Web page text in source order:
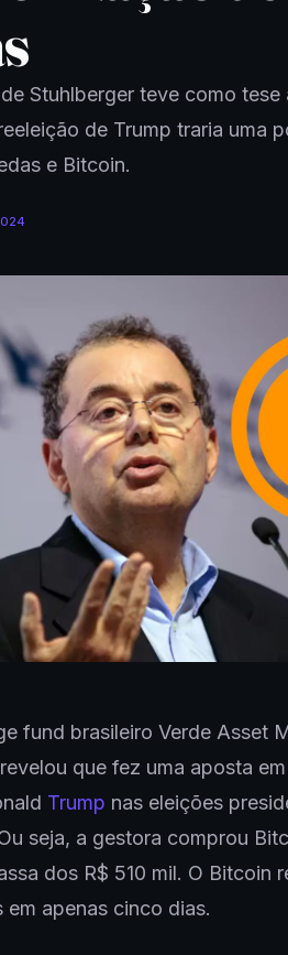
Stuhlberger teve como tese
de Trump traria uma
e Bitcoin.
fund brasileiro Verde Asset
que fez uma aposta
Trump nas eleições
seja, a gestora comprou
dos R$ 510 mil. O Bitcoin
apenas cinco dias.